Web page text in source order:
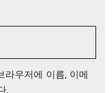
우저에 이름, 이메
.